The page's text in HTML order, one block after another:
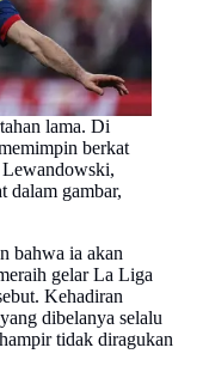
lama. Di
berkat
Lewandowski,
dalam gambar,
bahwa ia akan
gelar La Liga
Kehadiran
dibelanya selalu
tidak diragukan